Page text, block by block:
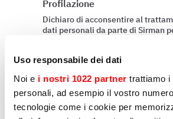
Uso responsabile dei dati
Noi e i nostri 1022 partner trattiamo i
personali, ad esempio il vostro
tecnologie come i cookie per
Profilazione
Dichiaro di acconsentire al
dati personali da parte di Sirman
No